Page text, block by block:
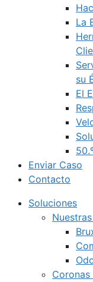
La
su
El
Enviar Caso
Contacto
Soluciones
Coronas